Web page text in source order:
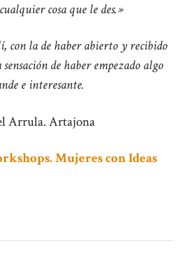
cosa que le des.»
con la de haber abierto y recibido
de haber empezado algo
e interesante.
Arrula. Artajona
Mujeres con Ideas